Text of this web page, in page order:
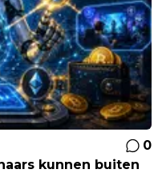
0
kunnen buiten